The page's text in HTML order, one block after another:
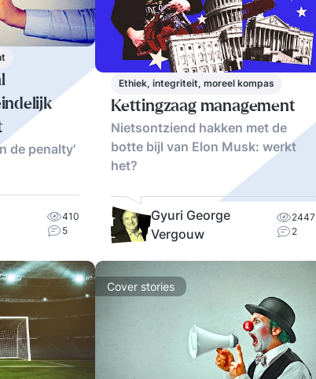
de penalty'
410
5
Ethiek, integriteit, moreel kompas
Kettingzaag management
Nietsontziend hakken met de
botte bijl van Elon Musk: werkt
het?
Gyuri George
Vergouw
2447
2
Cover stories